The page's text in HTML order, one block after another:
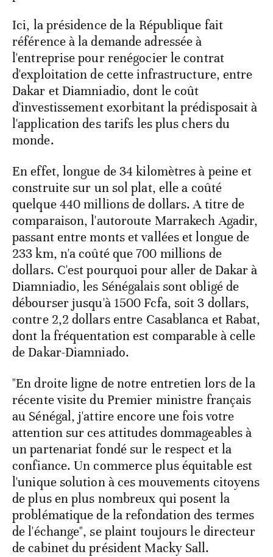
Ici, la présidence de la République fait
référence à la demande adressée à
l'entreprise pour renégocier le contrat
d'exploitation de cette infrastructure, entre
Dakar et Diamniadio, dont le coût
d'investissement exorbitant la prédisposait à
l'application des tarifs les plus chers du
monde.
En effet, longue de 34 kilomètres à peine et
construite sur un sol plat, elle a coûté
quelque 440 millions de dollars. A titre de
comparaison, l'autoroute Marrakech Agadir,
passant entre monts et vallées et longue de
233 km, n'a coûté que 700 millions de
dollars. C'est pourquoi pour aller de Dakar à
Diamniadio, les Sénégalais sont obligé de
débourser jusqu'à 1500 Fcfa, soit 3 dollars,
contre 2,2 dollars entre Casablanca et Rabat,
dont la fréquentation est comparable à celle
de Dakar-Diamniado.
"En droite ligne de notre entretien lors de la
récente visite du Premier ministre français
au Sénégal, j'attire encore une fois votre
attention sur ces attitudes dommageables à
un partenariat fondé sur le respect et la
confiance. Un commerce plus équitable est
l'unique solution à ces mouvements citoyens
de plus en plus nombreux qui posent la
problématique de la refondation des termes
de l'échange", se plaint toujours le directeur
de cabinet du président Macky Sall.